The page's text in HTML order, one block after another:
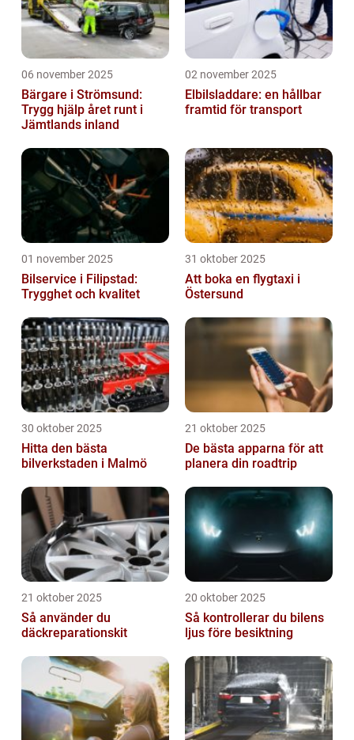
06 november 2025
Bärgare i Strömsund:
Trygg hjälp året runt i
Jämtlands inland
02 november 2025
Elbilsladdare: en hållbar
framtid för transport
01 november 2025
Bilservice i Filipstad:
Trygghet och kvalitet
31 oktober 2025
Att boka en flygtaxi i
Östersund
30 oktober 2025
Hitta den bästa
bilverkstaden i Malmö
21 oktober 2025
De bästa apparna för att
planera din roadtrip
21 oktober 2025
Så använder du
däckreparationskit
20 oktober 2025
Så kontrollerar du bilens
ljus före besiktning